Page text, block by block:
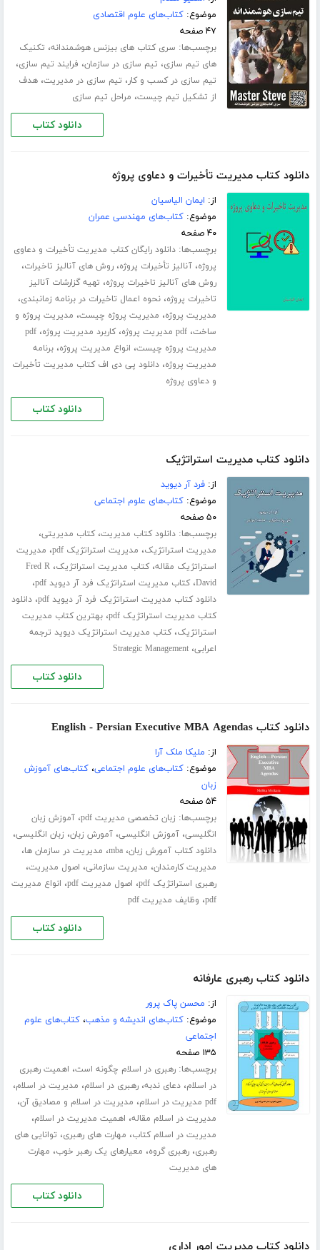
موضوع:کتاب‌های علوم اقتصادی
۴۷ صفحه
برچسب‌ها: سری کتاب های بیزنس هوشمندانه، تکنیک
های تیم سازی، تیم سازی در سازمان، فرایند تیم سازی،
تیم سازی در کسب و کار، تیم سازی در مدیریت،هدف
از تشکیل تیم چیست، مراحل تیم سازی
دانلود کتاب
دانلود کتاب مدیریت تأخیرات و دعاوی پروژه
از: ایمان الیاسیان
موضوع:کتاب‌های مهندسی عمران
۴۰ صفحه
برچسب‌ها:دانلود رایگان کتاب مدیریت تأخیرات و دعاوی
پروژه،آنالیز تأخیرات پروژه،روش های آنالیز تاخیرات،
روش های آنالیز تاخیرات پروژه، تهیه گزارشات آنالیز
تاخیرات پروژه،نحوه اعمال تاخیرات در برنامه زمانبندی،
مدیریت پروژه، مدیریت پروژه چیست، مدیریت پروژه و
ساخت،pdf مدیریت پروژه ،کاربرد مدیریت پروژه،pdf
مدیریت پروژه چیست، انواع مدیریت پروژه،برنامه
مدیریت پروژه،دانلود پی دی اف کتاب مدیریت تأخیرات
و دعاوی پروژه
دانلود کتاب
دانلود کتاب مدیریت استراتژیک
از:فرد آر دیوید
موضوع:کتاب‌های علوم اجتماعی
۵۰ صفحه
برچسب‌ها:دانلود کتاب مدیریت،کتاب مدیریتی،
مدیریت استراتژیک، مدیریت استراتژیک pdf ، مدیریت
استراتژیک مقاله،کتاب مدیریت استراتژیک،Fred R
David،کتاب مدیریت استراتژیک فرد آر دیوید pdf ،
دانلود کتاب مدیریت استراتژیک فرد آر دیوید pdf ،دانلود
کتاب مدیریت استراتژیک pdf
،بهترین کتاب مدیریت
استراتژیک،کتاب مدیریت استراتژیک دیوید ترجمه
اعرابی،Strategic Management
دانلود کتاب
دانلود کتاب English - Persian Executive MBA Agendas
از: ملیکا ملک آرا
موضوع:کتاب‌های علوم اجتماعی،کتاب‌های آموزش
زبان
۵۴ صفحه
برچسب‌ها: زبان تخصصی مدیریت pdf ،آموزش زبان
انگلیسی،آموزش انگلیسی،آمورش زبان، زبان انگلیسی،
دانلود کتاب آمورش زبان،mba، مدیریت در سازمان ها،
مدیریت کارمندان، مدیریت سازمانی، اصول مدیریت،
رهبری استراتژیک pdf ، اصول مدیریت pdf ، انواع مدیریت
pdf، وظایف مدیریت pdf
دانلود کتاب
دانلود کتاب رهبری عارفانه
از: محسن پاک پرور
موضوع:کتاب‌های اندیشه و مذهب،کتاب‌های علوم
اجتماعی
۱۳۵ صفحه
برچسب‌ها:رهبری در اسلام چگونه است، اهمیت رهبری
در اسلام،دعای ندبه،رهبری در اسلام، مدیریت در اسلام،
pdf مدیریت در اسلام ، مدیریت در اسلام و مصادیق آن،
مدیریت در اسلام مقاله، اهمیت مدیریت در اسلام،
مدیریت در اسلام کتاب، مهارت های رهبری، توانایی های
رهبری،رهبری گروه، معیارهای یک رهبر خوب، مهارت
های مدیریت
دانلود کتاب